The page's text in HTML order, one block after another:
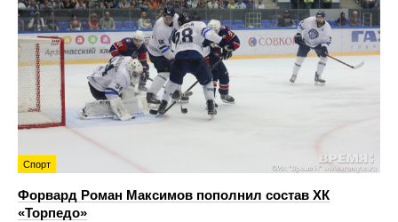
Спорт
Форвард Роман Максимов пополнил состав ХК
«Торпедо»